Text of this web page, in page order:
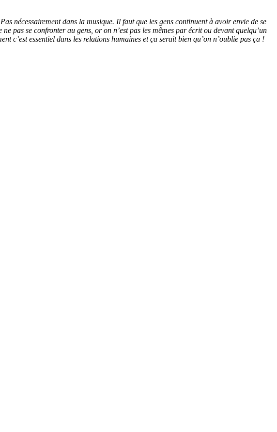
nécessairement dans la musique. Il faut que les gens continuent à avoir envie de se
pas se confronter au gens, or on n’est pas les mêmes par écrit ou devant quelqu’un
c’est essentiel dans les relations humaines et ça serait bien qu’on n’oublie pas ça !